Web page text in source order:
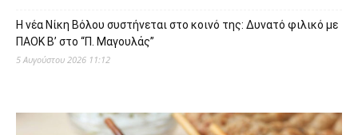
Η νέα Νίκη Βόλου συστήνεται στο κοινό της: Δυνατό φιλικό με
ΠΑΟΚ Β’ στο “Π. Μαγουλάς”
5 Αυγούστου 2026 11:12